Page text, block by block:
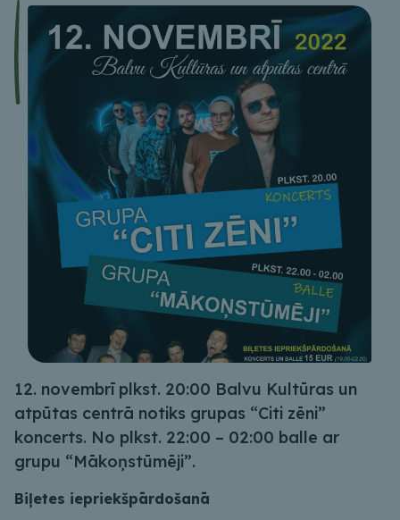
12. novembrī plkst. 20:00 Balvu Kultūras un
atpūtas centrā notiks grupas “Citi zēni”
koncerts. No plkst. 22:00 – 02:00 balle ar
grupu “Mākoņstūmēji”.
Biļetes iepriekšpārdošanā